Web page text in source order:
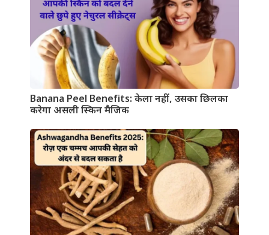
Banana Peel Benefits: केला नहीं, उसका छिलका
करेगा असली स्किन मैजिक